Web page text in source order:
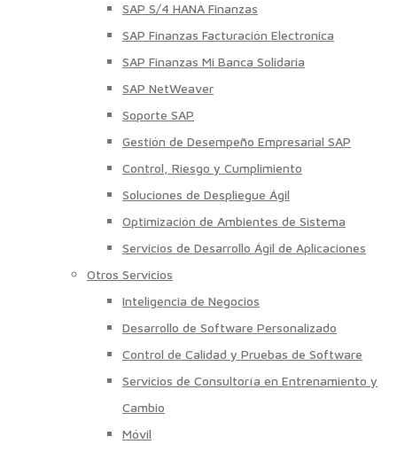
SAP S/4 HANA Finanzas
SAP Finanzas Facturación Electronica
SAP Finanzas Mi Banca Solidaria
SAP NetWeaver
Soporte SAP
Gestión de Desempeño Empresarial SAP
Control, Riesgo y Cumplimiento
Soluciones de Despliegue Ágil
Optimización de Ambientes de Sistema
Servicios de Desarrollo Ágil de Aplicaciones
Otros Servicios
Inteligencia de Negocios
Desarrollo de Software Personalizado
Control de Calidad y Pruebas de Software
Servicios de Consultoría en Entrenamiento y
Cambio
Móvil